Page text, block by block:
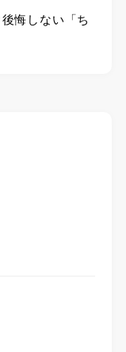
悔しない「ち